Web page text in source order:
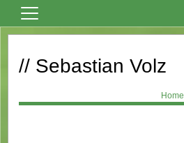
Vereinsnews
// Sebastian Volz
Home